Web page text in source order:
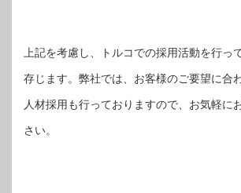
上記を考慮し、トルコでの採用活動を行っ
存じます。弊社では、お客様のご要望に合
人材採用も行っておりますので、お気軽に
さい。